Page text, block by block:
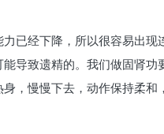
已经下降，所以很容易出
导致遗精的。我们做固肾
，慢慢下去，动作保持柔